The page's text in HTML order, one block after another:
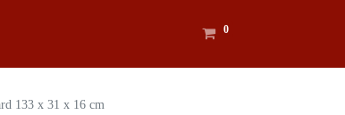
0
133 x 31 x 16 cm